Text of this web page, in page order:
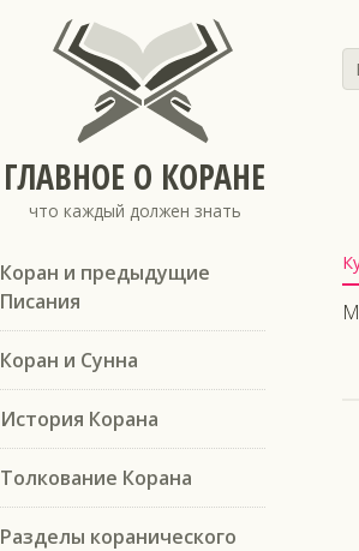
ГЛАВНОЕ О КОРАНЕ
что каждый должен знать
Коран и предыдущие
Писания
Коран и Сунна
История Корана
Толкование Корана
Разделы коранического